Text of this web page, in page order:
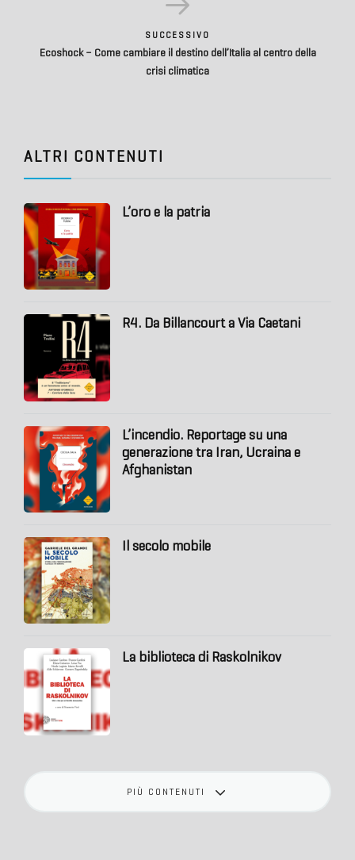
SUCCESSIVO
Ecoshock – Come cambiare il destino dell’Italia al centro della
crisi climatica
ALTRI CONTENUTI
L’oro e la patria
R4. Da Billancourt a Via Caetani
L’incendio. Reportage su una
generazione tra Iran, Ucraina e
Afghanistan
Il secolo mobile
La biblioteca di Raskolnikov
PIÙ CONTENUTI